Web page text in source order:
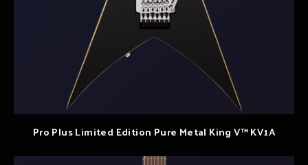
Pro Plus Limited Edition Pure Metal King V™ KV1A